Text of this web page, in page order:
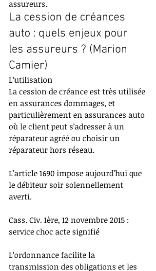
assureurs.
La cession de créances
auto : quels enjeux pour
les assureurs ? (Marion
Camier)
L’utilisation
La cession de créance est très utilisée
en assurances dommages, et
particulièrement en assurances auto
où le client peut s’adresser à un
réparateur agréé ou choisir un
réparateur hors réseau.
L’article 1690 impose aujourd’hui que
le débiteur soir solennellement
averti.
Cass. Civ. 1ère, 12 novembre 2015 :
service choc acte signifié
L’ordonnance facilite la
transmission des obligations et les